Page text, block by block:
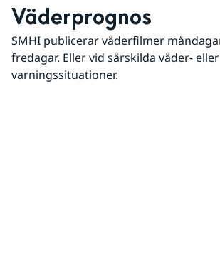
Väderprognos
SMHI publicerar väderfilmer
fredagar. Eller vid särskilda väder- eller
varningssituationer.